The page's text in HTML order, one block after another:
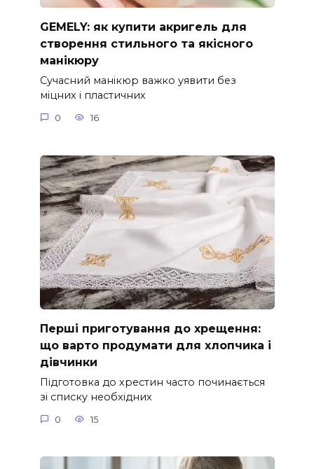
GEMELY: як купити акригель для
створення стильного та якісного
манікюру
Сучасний манікюр важко уявити без
міцних і пластичних
0 16
Перші приготування до хрещення:
що варто продумати для хлопчика і
дівчинки
Підготовка до хрестин часто починається
зі списку необхідних
0 15